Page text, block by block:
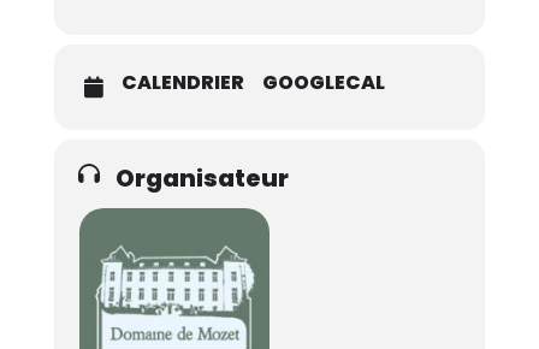
CALENDRIER GOOGLECAL
Organisateur